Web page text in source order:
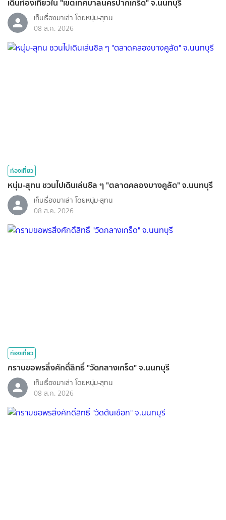
เก็บเรื่องมาเล่า โดยหนุ่ม-สุทน
08 ส.ค. 2026
ท่องเที่ยว
หนุ่ม-สุทน ชวนไปเดินเล่นชิล ๆ "ตลาดคลองบางคูลัด" จ.นนทบุรี
เก็บเรื่องมาเล่า โดยหนุ่ม-สุทน
08 ส.ค. 2026
ท่องเที่ยว
กราบขอพรสิ่งศักดิ์สิทธิ์ "วัดกลางเกร็ด" จ.นนทบุรี
เก็บเรื่องมาเล่า โดยหนุ่ม-สุทน
08 ส.ค. 2026